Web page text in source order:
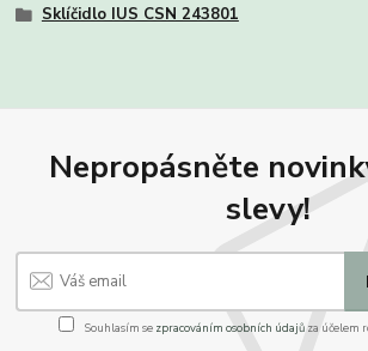
Sklíčidlo IUS CSN 243801
Nepropásněte
slevy!
Souhlasím se zpracováním osobních údajůza účelem